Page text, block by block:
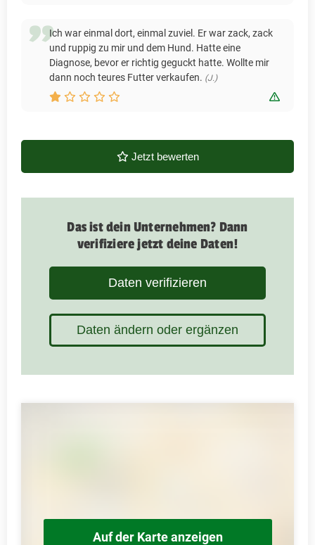
Ich war einmal dort, einmal zuviel. Er war zack, zack
und ruppig zu mir und dem Hund. Hatte eine
Diagnose, bevor er richtig geguckt hatte. Wollte mir
dann noch teures Futter verkaufen. (J.)
Jetzt bewerten
Das ist dein Unternehmen? Dann
verifiziere jetzt deine Daten!
Daten verifizieren
Daten ändern oder ergänzen
Auf der Karte anzeigen